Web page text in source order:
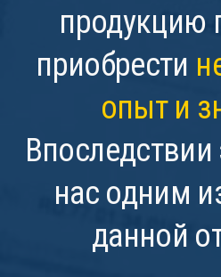
продукцию
приобрести
опыт и
Впоследствии
нас одним
данной